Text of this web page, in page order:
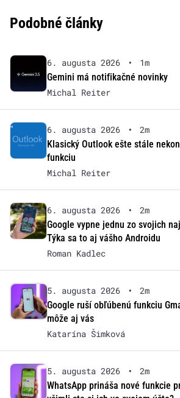
Podobné články
6. augusta 2026 •
1m
Gemini má notifikačné novinky
Michal Reiter
6. augusta 2026 •
2m
Klasický Outlook ešte stále
funkciu
Michal Reiter
6. augusta 2026 •
2m
Google vypne jednu zo svojich
Týka sa to aj vášho Androidu
Roman Kadlec
5. augusta 2026 •
2m
Google ruší obľúbenú funkciu
môže aj vás
Katarína Šimková
5. augusta 2026 •
2m
WhatsApp prináša nové funkcie